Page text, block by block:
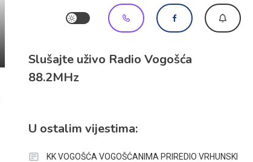
Slušajte uživo Radio Vogošća
88.2MHz
U ostalim vijestima:
KK VOGOŠĆA VOGOŠĆANIMA PRIREDIO VRHUNSKI